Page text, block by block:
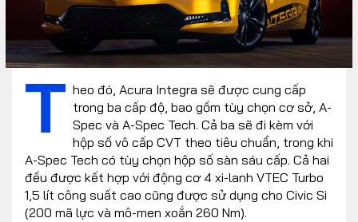
T heo đó, Acura Integra sẽ được cung cấp
trong ba cấp độ, bao gồm tùy chọn cơ sở, A-
Spec và A-Spec Tech. Cả ba sẽ đi kèm với
hộp số vô cấp CVT theo tiêu chuẩn, trong khi
A-Spec Tech có tùy chọn hộp số sàn sáu cấp. Cả hai
đều được kết hợp với động cơ 4 xi-lanh VTEC Turbo
1,5 lít công suất cao cũng được sử dụng cho Civic Si
(200 mã lực và mô-men xoắn 260 Nm).